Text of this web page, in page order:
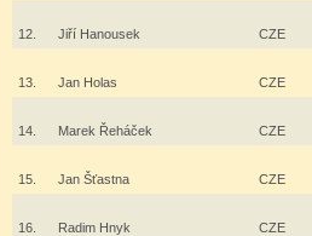
12. Jiří Hanousek CZE
13. Jan Holas CZE
14. Marek Řeháček CZE
15. Jan Šťastna CZE
16. Radim Hnyk CZE